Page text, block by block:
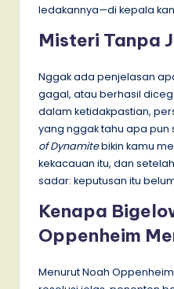
ledakannya—di kepala
Misteri Tanpa
Nggak ada penjelasan
gagal, atau berhasil
dalam ketidakpastian,
yang nggak tahu apa pun
of Dynamitebikin kamu
kekacauan itu, dan
sadar: keputusan itu
Kenapa
Oppenheim
Menurut Noah